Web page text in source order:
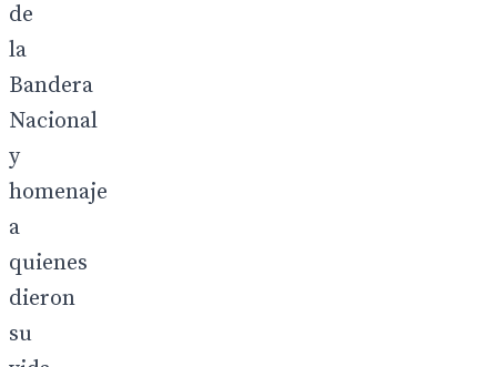
de
la
Bandera
Nacional
y
homenaje
a
quienes
dieron
su